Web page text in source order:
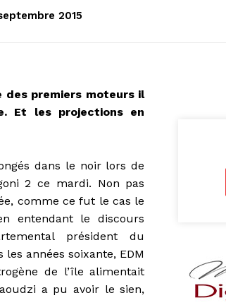
2015
des premiers moteurs il
Et les projections en
dans le noir lors de
2 ce mardi. Non pas
comme ce fut le cas le
entendant le discours
président du
années soixante, EDM
de l’île alimentait
a pu avoir le sien,